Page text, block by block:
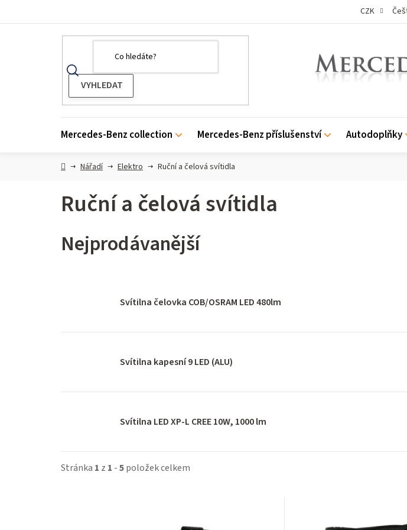
CZK
Mercedes-Benz collection Mercedes-Benz příslušenství Autodoplňky
DomůNářadí Elektro Ruční a čelová svítidla
Ruční a čelová svítidla
Nejprodávanější
Svítilna čelovka COB/OSRAM LED 480lm
Svítilna kapesní 9 LED (ALU)
Svítilna LED XP-L CREE 10W, 1000 lm
Stránka 1 z 1 -5položek celkem